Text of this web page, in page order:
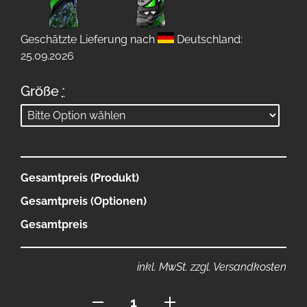
Geschätzte Lieferung nach
Deutschland:
25.09.2026
Größe *
Gesamtpreis (Produkt)
Gesamtpreis (Optionen)
Gesamtpreis
inkl. MwSt. zzgl. Versandkosten